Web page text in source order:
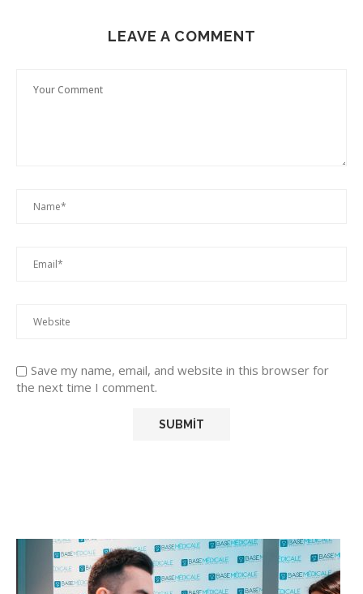
LEAVE A COMMENT
Save my name, email, and website in this browser for
the next time I comment.